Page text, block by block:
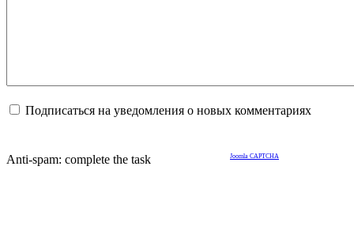
Подписаться на уведомления о новых комментариях
Anti-spam: complete the task Joomla CAPTCHA